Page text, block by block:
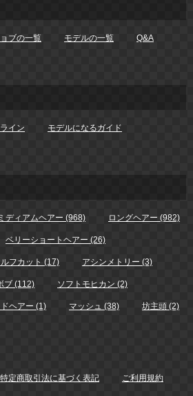
ブの一覧 モデルの一覧 Q&A
イン モデルになるガイド
ミディアムヘアー (968) ロングヘアー (982)
ベリーショートヘアー (26)
フカット (17) アシンメトリー (3)
ブ (112) ソフトモヒカン (2)
ドヘアー (1) マッシュ (38) 坊主頭 (2)
特定商取引法に基づく表記 ご利用規約